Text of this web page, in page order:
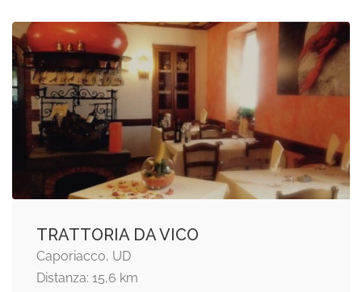
TRATTORIA DA VICO
Caporiacco, UD
Distanza: 15,6 km